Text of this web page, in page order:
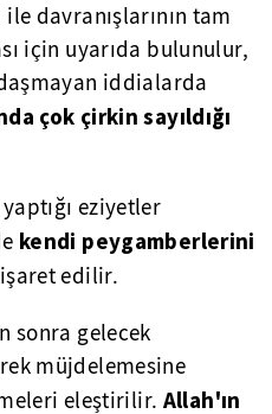
davranışlarının tam
için uyarıda bulunulur,
iddialarda
çok çirkin sayıldığı
eziyetler
kendi peygamberlerini
edilir.
sonra gelecek
müjdelemesine
eleştirilir. Allah'ın